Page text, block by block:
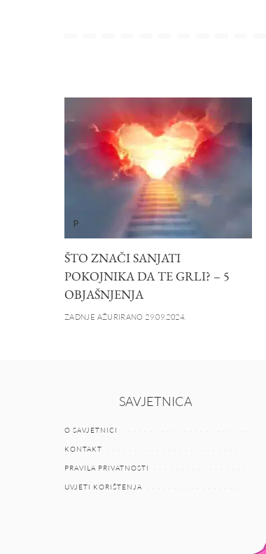
P
ŠTO ZNAČI SANJATI
POKOJNIKA DA TE GRLI? – 5
OBJAŠNJENJA
ZADNJE AŽURIRANO 29.09.2024.
SAVJETNICA
O SAVJETNICI
KONTAKT
PRAVILA PRIVATNOSTI
UVJETI KORIŠTENJA